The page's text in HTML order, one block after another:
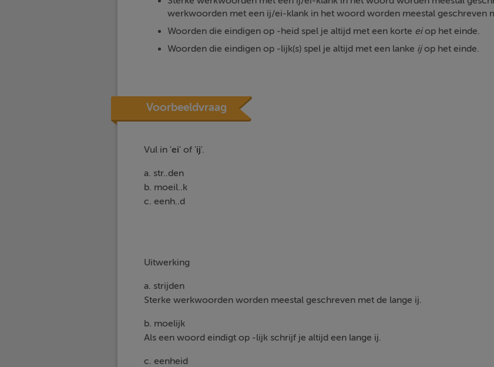
werkwoorden met een ij/ei-klank in het woord worden meestal geschreven
Woorden die eindigen op -heid spel je altijd met een korte eiop het einde.
Woorden die eindigen op -lijk(s) spel je altijd met een lanke ijop het einde.
Voorbeeldvraag
Vul in 'ei' of 'ij'.
a. str..den
b. moeil..k
c. eenh..d
Uitwerking
a. strijden
Sterke werkwoorden worden meestal geschreven met de lange ij.
b. moelijk
Als een woord eindigt op -lijk schrijf je altijd een lange ij.
c. eenheid